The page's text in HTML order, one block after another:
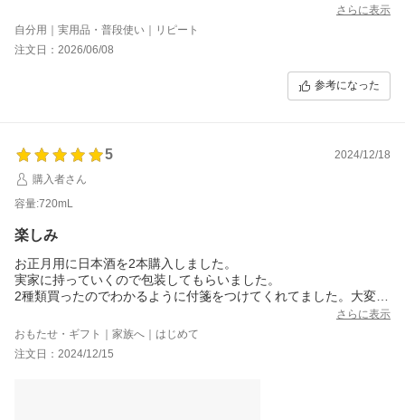
さらに表示
自分用｜実用品・普段使い｜リピート
注文日：2026/06/08
参考になった
5
2024/12/18
購入者さん
容量:720mL
楽しみ
お正月用に日本酒を2本購入しました。
実家に持っていくので包装してもらいました。
2種類買ったのでわかるように付箋をつけてくれてました。大変助
かります。両親、私たち家族辛口の日本酒が好きなので、お正月
に飲むの楽しみにしてます。石川県が大変なこと、忘れたりはし
てないです。石川県の復興を願ってます！
さらに表示
おもたせ・ギフト｜家族へ｜はじめて
注文日：2024/12/15